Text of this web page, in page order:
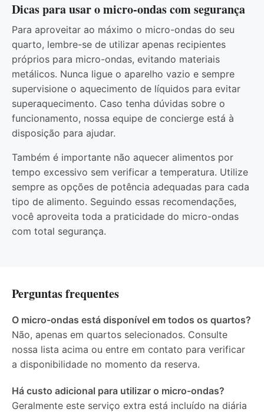
Dicas para usar o micro-ondas com segurança
Para aproveitar ao máximo o micro-ondas do seu
quarto, lembre-se de utilizar apenas recipientes
próprios para micro-ondas, evitando materiais
metálicos. Nunca ligue o aparelho vazio e sempre
supervisione o aquecimento de líquidos para evitar
superaquecimento. Caso tenha dúvidas sobre o
funcionamento, nossa equipe de concierge está à
disposição para ajudar.
Também é importante não aquecer alimentos por
tempo excessivo sem verificar a temperatura. Utilize
sempre as opções de potência adequadas para cada
tipo de alimento. Seguindo essas recomendações,
você aproveita toda a praticidade do micro-ondas
com total segurança.
Perguntas frequentes
O micro-ondas está disponível em todos os quartos?
Não, apenas em quartos selecionados. Consulte
nossa lista acima ou entre em contato para verificar
a disponibilidade no momento da reserva.
Há custo adicional para utilizar o micro-ondas?
Geralmente este serviço extra está incluído na diária